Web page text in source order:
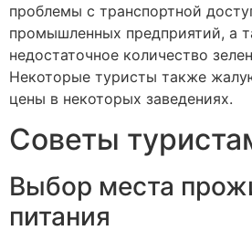
проблемы с транспортной
промышленных предприятий, а
недостаточное количество
Некоторые туристы также
цены в некоторых заведениях.
Советы
Выбор места
питания